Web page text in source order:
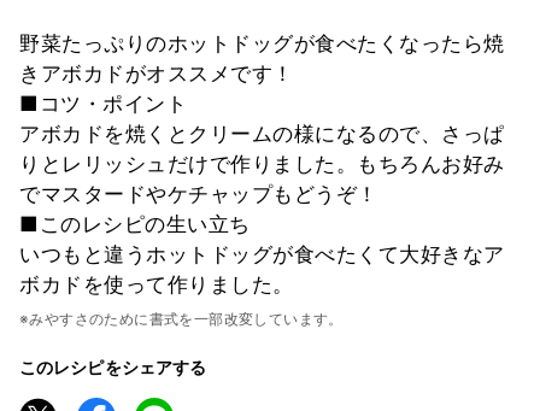
野菜たっぷりのホットドッグが食べたくなったら焼
きアボカドがオススメです！
■コツ・ポイント
アボカドを焼くとクリームの様になるので、さっぱ
りとレリッシュだけで作りました。もちろんお好み
でマスタードやケチャップもどうぞ！
■このレシピの生い立ち
いつもと違うホットドッグが食べたくて大好きなア
ボカドを使って作りました。
※みやすさのために書式を一部改変しています。
このレシピをシェアする